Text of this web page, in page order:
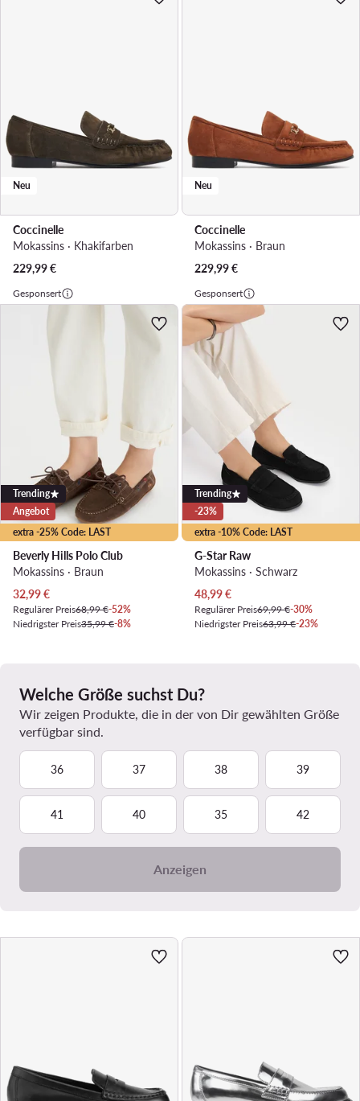
Neu
Coccinelle
Mokassins · Khakifarben
229,99€
Neu
Coccinelle
Mokassins · Braun
229,99€
Gesponsert
extra -25% Code: LAST
Trending
Angebot
Beverly Hills Polo Club
Mokassins · Braun
Aktueller Preis
32,99€
Regulärer Preis68,99 €-52%
Niedrigster Preis35,99 €-8%
Gesponsert
extra -10% Code: LAST
Trending
-23%
G-Star Raw
Mokassins · Schwarz
Aktueller Preis
48,99€
Regulärer Preis69,99 €-30%
Niedrigster Preis63,99 €-23%
Welche Größe suchst Du?
Wir zeigen Produkte, die in der von Dir gewählten Größe
verfügbar sind.
36 37 38 39
41 40 35 42
Anzeigen